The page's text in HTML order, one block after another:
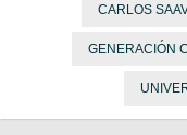
CARLOS
GENERACIÓN